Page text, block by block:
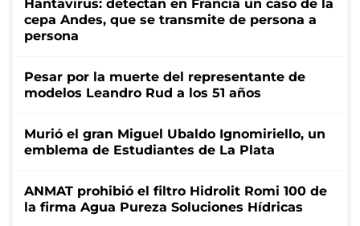
Hantavirus: detectan en Francia un caso de la
cepa Andes, que se transmite de persona a
persona
Pesar por la muerte del representante de
modelos Leandro Rud a los 51 años
Murió el gran Miguel Ubaldo Ignomiriello, un
emblema de Estudiantes de La Plata
ANMAT prohibió el filtro Hidrolit Romi 100 de
la firma Agua Pureza Soluciones Hídricas